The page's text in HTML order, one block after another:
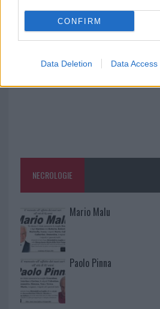
CONFIRM
Data Deletion Data Access
al Molo Brin è un successo
NECROLOGIE
Mario Malu
Paolo Pinna